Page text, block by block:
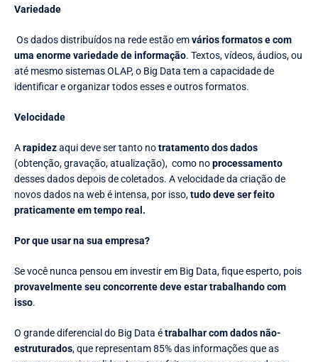
Variedade
Os dados distribuídos na rede estão emvários formatos e com
uma enorme variedade de informação. Textos, vídeos, áudios, ou
até mesmo sistemas OLAP, o Big Data tem a capacidade de
identificar e organizar todos esses e outros formatos.
Velocidade
Arapidezaqui deve ser tanto notratamento dos dados
(obtenção, gravação, atualização), como noprocessamento
desses dados depois de coletados. A velocidade da criação de
novos dados na web é intensa, por isso,tudo deve ser feito
praticamente em tempo real.
Por que usar na sua empresa?
Se você nunca pensou em investir em Big Data, fique esperto, pois
provavelmente seu concorrente deve estar trabalhando com
isso.
O grande diferencial do Big Data étrabalhar com dados não-
estruturados, que representam 85% das informações que as